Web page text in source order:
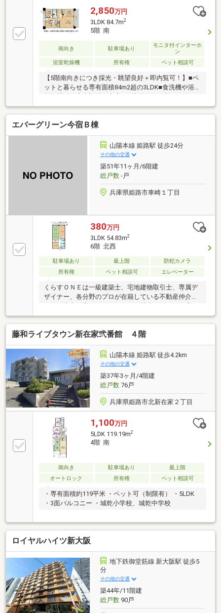
2,850万円
3LDK 84.7m2
5階 南
南向き 駐車場あり
モニタ付インターホ
ン
浴室乾燥機
所有権 ペット相談可
【5階南向きにつき採光・眺望良好＋即内覧可！】■ペ
ットと暮らせる専有面積84m2超の3LDK■食洗機や浴室
クインクロゼット付き
エバーグリーン今宿Ｂ棟
山陽本線 姫路駅 徒歩24分
その他の交通
築51年11ヶ月/6階建
総戸数-戸
兵庫県姫路市車崎１丁目
380万円
3LDK 54.83m2
6階 北西
駐車場あり 最上階
防犯カメラ
所有権
ペット相談可 エレベーター
くらすＯＮＥは一級建築士、宅地建物取引士、専属デ
ザイナー、各分野のプロが在籍している不動産仲介を
す♪住まいに関する事は何でも気軽にお問い合わせく
ださい。
藤和ライブタウン新在家弐番館 ４階
山陽本線 姫路駅 徒歩4.2km
その他の交通
築37年3ヶ月/4階建
総戸数76戸
兵庫県姫路市北新在家２丁目
1,100万円
5LDK 119.19m2
4階 南
南向き 駐車場あり
最上階
オートロック
所有権 ペット相談可
・専有面積約119平米 ・ペット可（制限有） ・5LDK
・3面バルコニー ・城乾小学校、城乾中学校
ロイヤルハイツ新大阪
地下鉄御堂筋線 新大阪駅 徒歩5
分
その他の交通
築44年/11階建
総戸数90戸